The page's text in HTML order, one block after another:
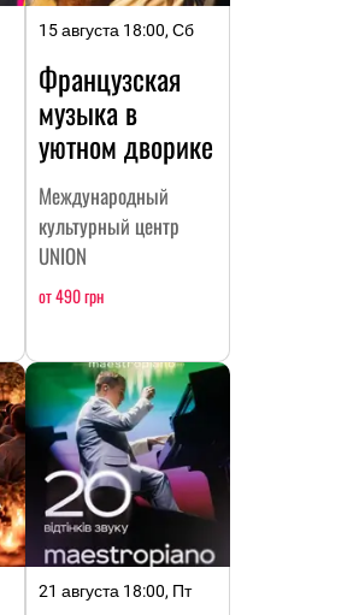
15 августа 18:00, Сб
Французская
музыка в
уютном дворике
Международный
культурный центр
UNION
от 490 грн
21 августа 18:00, Пт